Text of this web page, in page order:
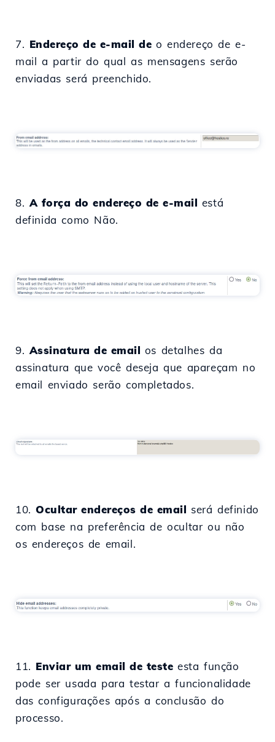
7. Endereço de e-mail de o endereço de e-
mail a partir do qual as mensagens serão
enviadas será preenchido.
8. A força do endereço de e-mail está
definida como Não.
9. Assinatura de email os detalhes da
assinatura que você deseja que apareçam no
email enviado serão completados.
10.Ocultar endereços de email será definido
com base na preferência de ocultar ou não
os endereços de email.
11. Enviar um email de teste esta função
pode ser usada para testar a funcionalidade
das configurações após a conclusão do
processo.